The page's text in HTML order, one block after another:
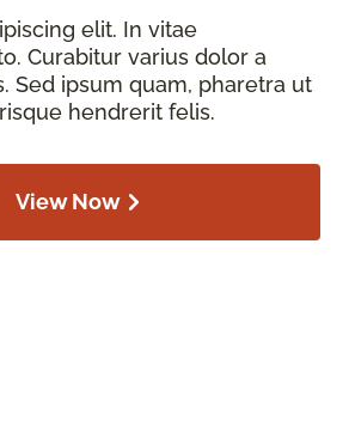
elit. In vitae
Curabitur varius dolor a
Sed ipsum quam, pharetra ut
hendrerit felis.
View Now